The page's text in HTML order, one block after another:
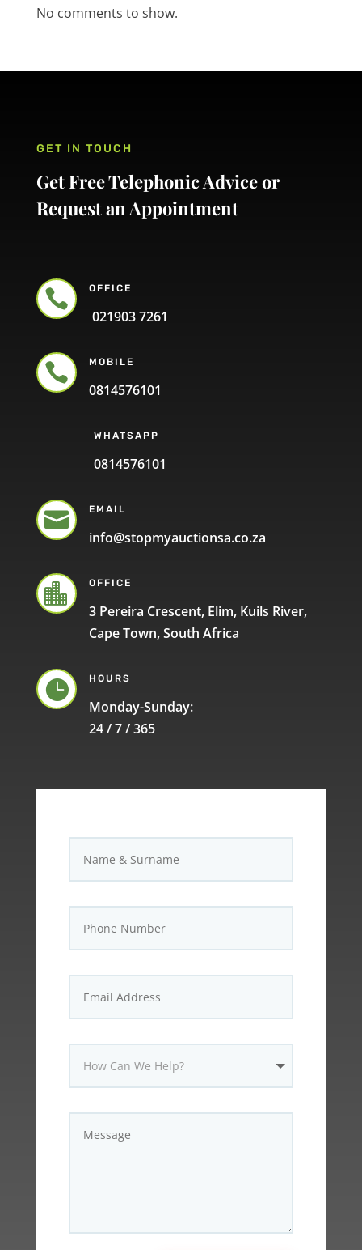
No comments to show.
GET IN TOUCH
Get Free Telephonic Advice or
Request an Appointment
 OFFICE
021903 7261
 MOBILE
0814576101
WHATSAPP
0814576101
 EMAIL
info@stopmyauctionsa.co.za
 OFFICE
3 Pereira Crescent, Elim, Kuils River,
Cape Town, South Africa
 HOURS
Monday-Sunday:
24 / 7 / 365